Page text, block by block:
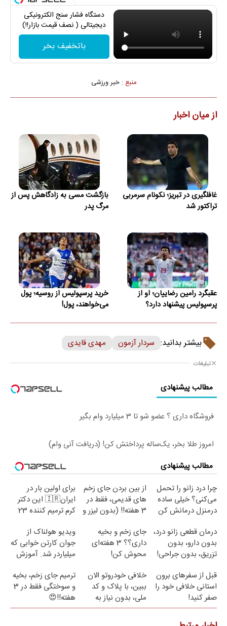
دستگاه فشار سنج الکترونیکی
دیجیتالی ( نصف قیمت بازار!!)
باتخفیف بخر
منبع :خبر ورزشی
از میان اخبار
غافلگیری در تبریز؛ نکونام سرمربی
تراکتور شد
بازگشت مسی به زادگاهش پس از
مرگ پدر
عقبگرد رامین رضاییان؛ او از
پرسپولیس پیشنهاد دارد؟
خرید پرسپولیس از روسیه؛ پول
می‌خواهند، پول!
بیشتر بدانید: سردار آزمون مهدی قایدی
تبلیغات
مطالب پیشنهادی
فروشگاه داری ؟ عضو شو تا 3 میلیارد وام بگیر
امروز طلا بخر، یک‌ساله پرداختش کن! (دریافت آنی وام)
مطالب پیشنهادی
چرا درد زانو را تحمل
می‌کنی؟ خیلی ساده
درمنزل درمانش کن
از بین بردن جای زخم
های قدیمی، فقط در
3 هفته!! (بدون لیزر و
برای اولین بار در
ایران🇮🇷 این دکتر
کرم ترمیم کننده 23
درمان قطعی زانو درد،
بدون دارو، بدون
تزریق، بدون جراحی!
جای زخم و بخیه
داری؟؟ 3 هفته‌ای
محوش کن!
ویدیو هولناک از
جوان کارتن خوابی که
میلیاردر شد. آموزش
قبل از سفرهای برون
استانی خلافی خود را
صفر کنید!
خلافی خودروتو الان
ببین، با پلاک و کد
ملی، بدون نیاز به
مراجعه حضوری
ترمیم جای زخم، بخیه
و سوختگی فقط در 3
هفته!!😍